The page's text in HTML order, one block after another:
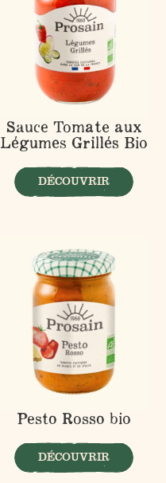
Sauce Tomate aux
Légumes Grillés Bio
DÉCOUVRIR
Pesto Rosso bio
DÉCOUVRIR